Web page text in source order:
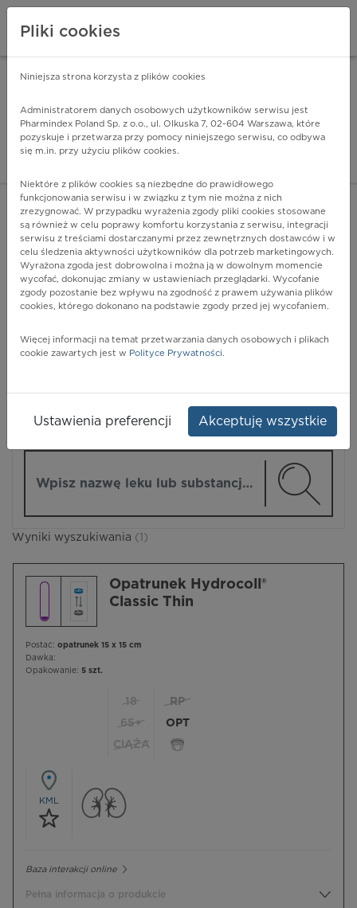
Pharmindex - lider
ZALOGUJ SIĘ
POKAŻ FILTRY
Pharmindex
Wyniki wyszukiwania (1)
Opatrunek Hydrocoll®
Classic Thin
Postać: opatrunek 15 x 15 cm
Dawka:
Opakowanie: 5 szt.
18
65+
CIĄŻA
RP
OPT
KML
Baza interakcji online
Pełna informacja o produkcie
Pliki cookies
Niniejsza strona korzysta z plików cookies
Administratorem danych osobowych użytkowników serwisu jest
Pharmindex Poland Sp. z o.o., ul. Olkuska 7, 02-604 Warszawa, które
pozyskuje i przetwarza przy pomocy niniejszego serwisu, co odbywa
się m.in. przy użyciu plików cookies.
Niektóre z plików cookies są niezbędne do prawidłowego
funkcjonowania serwisu i w związku z tym nie można z nich
zrezygnować. W przypadku wyrażenia zgody pliki cookies stosowane
są również w celu poprawy komfortu korzystania z serwisu, integracji
serwisu z treściami dostarczanymi przez zewnętrznych dostawców i w
celu śledzenia aktywności użytkowników dla potrzeb marketingowych.
Wyrażona zgoda jest dobrowolna i można ją w dowolnym momencie
wycofać, dokonując zmiany w ustawieniach przeglądarki. Wycofanie
zgody pozostanie bez wpływu na zgodność z prawem używania plików
cookies, którego dokonano na podstawie zgody przed jej wycofaniem.
Więcej informacji na temat przetwarzania danych osobowych i plikach
cookie zawartych jest w Polityce Prywatności.
Ustawienia preferencji Akceptuję wszystkie
ZA DARMO - w Google Play INSTALUJ